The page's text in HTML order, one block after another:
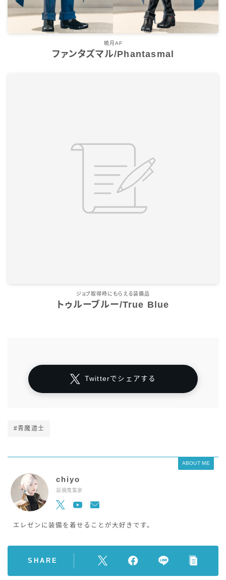
暁月AF
ファンタズマル/Phantasmal
ジョブ取得時にもらえる装備品
トゥルーブルー/True Blue
Twitterでシェアする
#青魔道士
ABOUT ME
chiyo
装備蒐集家
エレゼンに装備を着せることが大好きです。
SHARE